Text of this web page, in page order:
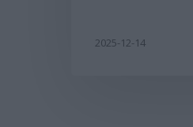
2025-12-14